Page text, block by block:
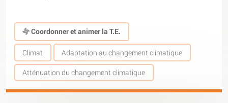
Coordonner et animer la T.E.
Climat Adaptation au changement climatique
Atténuation du changement climatique